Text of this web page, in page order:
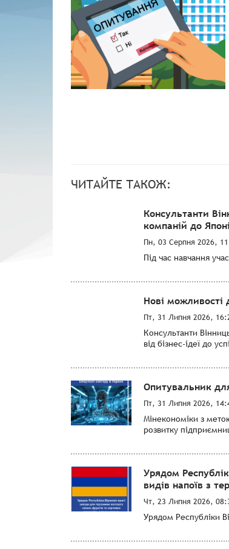
ЧИТАЙТЕ ТАКОЖ:
Консультанти
компаній до
Пн, 03 Серпня 2026,
Під час навчання
Нові можливості
Пт, 31 Липня 2026,
Консультанти
від бізнес-ідеї до
Опитувальник
Пт, 31 Липня 2026,
Мінекономіки з
розвитку
Урядом
видів напоїв з
Чт, 23 Липня 2026,
Урядом Республіки